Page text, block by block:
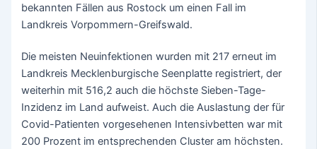
bekannten Fällen aus Rostock um einen Fall im
Landkreis Vorpommern-Greifswald.
Die meisten Neuinfektionen wurden mit 217 erneut im
Landkreis Mecklenburgische Seenplatte registriert, der
weiterhin mit 516,2 auch die höchste Sieben-Tage-
Inzidenz im Land aufweist. Auch die Auslastung der für
Covid-Patienten vorgesehenen Intensivbetten war mit
200 Prozent im entsprechenden Cluster am höchsten.